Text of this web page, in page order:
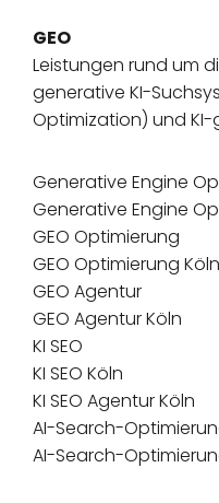
GEO
Leistungen rund um
generative KI-
Optimization) und
Generative Engine
Generative Engine
GEO Optimierung
GEO Optimierung Köln
GEO Agentur
GEO Agentur Köln
KI SEO
KI SEO Köln
KI SEO Agentur Köln
AI-Search-
AI-Search-